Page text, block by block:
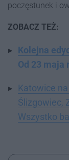
poczęstunek i
ZOBACZ TEŻ:
Kolejna
Od 23 maja
Katowice
Ślizgowiec,
Wszystko